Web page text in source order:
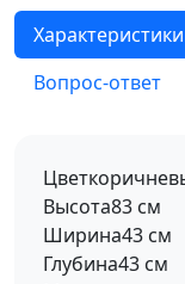
Характеристики
Вопрос-ответ
Цвет
Высота83 см
Ширина43 см
Глубина43 см